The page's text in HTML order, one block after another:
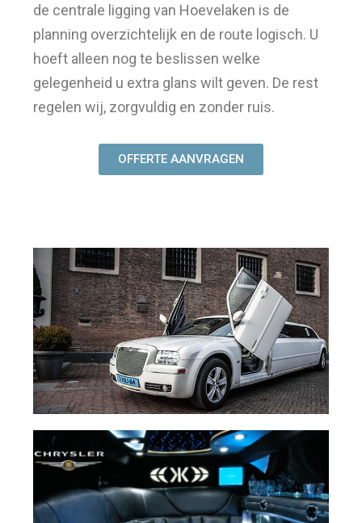
de centrale ligging van Hoevelaken is de
planning overzichtelijk en de route logisch. U
hoeft alleen nog te beslissen welke
gelegenheid u extra glans wilt geven. De rest
regelen wij, zorgvuldig en zonder ruis.
OFFERTE AANVRAGEN